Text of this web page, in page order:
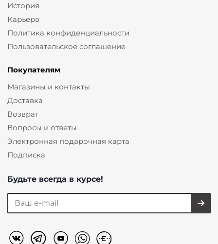
История
Карьера
Политика конфиденциальности
Пользовательское соглашение
Покупателям
Магазины и контакты
Доставка
Возврат
Вопросы и ответы
Электронная подарочная карта
Подписка
Будьте всегда в курсе!